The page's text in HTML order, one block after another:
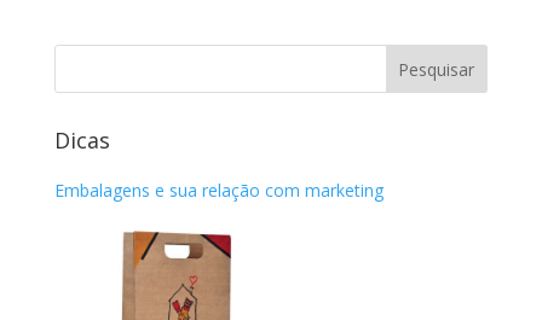
Dicas
Embalagens e sua relação com marketing